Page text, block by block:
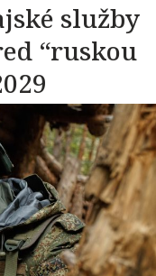
služby
“ruskou